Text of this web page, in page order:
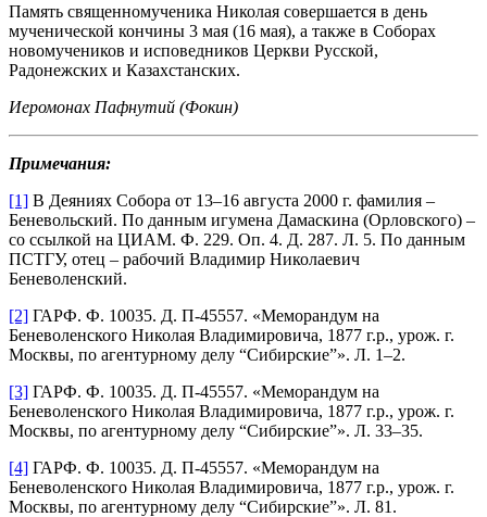
Память священномученика Николая совершается в день
мученической кончины 3 мая (16 мая), а также в Соборах
новомучеников и исповедников Церкви Русской,
Радонежских и Казахстанских.
Иеромонах Пафнутий (Фокин)
Примечания:
[1] В Деяниях Собора от 13–16 августа 2000 г. фамилия –
Беневольский. По данным игумена Дамаскина (Орловского) –
со ссылкой на ЦИАМ. Ф. 229. Оп. 4. Д. 287. Л. 5. По данным
ПСТГУ, отец – рабочий Владимир Николаевич
Беневоленский.
[2] ГАРФ. Ф. 10035. Д. П-45557. «Меморандум на
Беневоленского Николая Владимировича, 1877 г.р., урож. г.
Москвы, по агентурному делу “Сибирские”». Л. 1–2.
[3] ГАРФ. Ф. 10035. Д. П-45557. «Меморандум на
Беневоленского Николая Владимировича, 1877 г.р., урож. г.
Москвы, по агентурному делу “Сибирские”». Л. 33–35.
[4] ГАРФ. Ф. 10035. Д. П-45557. «Меморандум на
Беневоленского Николая Владимировича, 1877 г.р., урож. г.
Москвы, по агентурному делу “Сибирские”». Л. 81.